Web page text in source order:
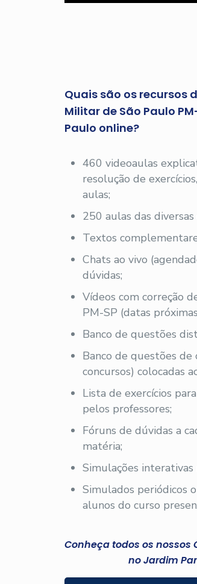
Quais são os recursos
Militar de São Paulo
Paulo online?
460 videoaulas
resolução de
aulas;
250 aulas das
Textos
Chats ao vivo
dúvidas;
Vídeos com correção
PM-SP (datas
Banco de questões
Banco de questões de
concursos) colocadas
Lista de exercícios
pelos professores;
Fóruns de dúvidas a
matéria;
Simulações interativas
Simulados periódicos
alunos do curso
Conheça todos os nossos
no Jardim